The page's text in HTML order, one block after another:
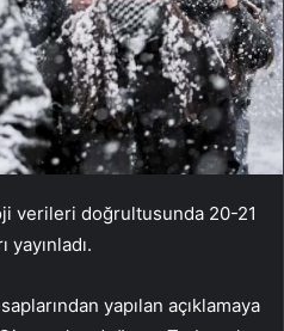
verileri doğrultusunda 20-21
yapılan açıklamaya